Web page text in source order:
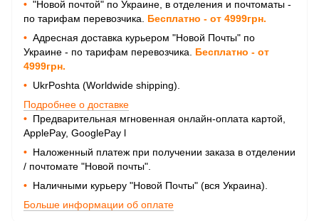
• "Новой почтой" по Украине, в отделения и почтоматы -
по тарифам перевозчика. Бесплатно - от 4999грн.
• Адресная доставка курьером "Новой Почты" по
Украине - по тарифам перевозчика. Бесплатно - от
4999грн.
• UkrPoshta (Worldwide shipping).
Подробнее о доставке
• Предварительная мгновенная онлайн-оплата картой,
ApplePay, GooglePay l
• Наложенный платеж при получении заказа в отделении
/ почтомате "Новой почты".
• Наличными курьеру "Новой Почты" (вся Украина).
Больше информации об оплате